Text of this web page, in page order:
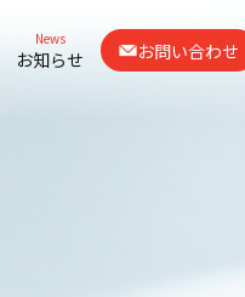
News
お知らせ お問い合わせ